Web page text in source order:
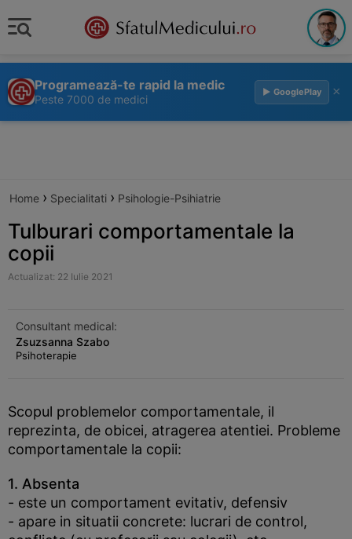
Programează-te rapid la medic
Peste 7000 de medici
▶ GooglePlay ×
Home › Specialitati › Psihologie-Psihiatrie
Tulburari comportamentale la
copii
Actualizat: 22 Iulie 2021
Consultant medical:
Zsuzsanna Szabo
Psihoterapie
Scopul problemelor comportamentale, il
reprezinta, de obicei, atragerea atentiei. Probleme
comportamentale la copii:
1. Absenta
- este un comportament evitativ, defensiv
- apare in situatii concrete: lucrari de control,